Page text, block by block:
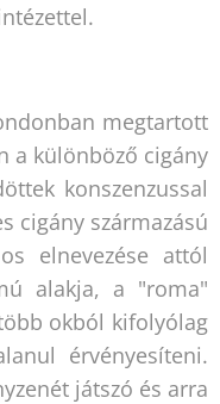
megtartott
a különböző cigány
konszenzussal
cigány származású
elnevezése attól
alakja, a "roma"
okból kifolyólag
érvényesíteni.
játszó és arra